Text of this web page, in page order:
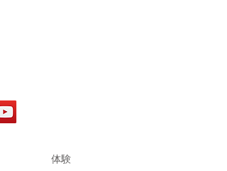
体験